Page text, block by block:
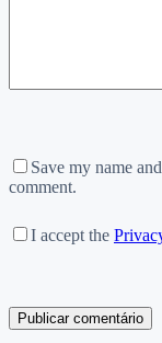
Save my name
comment.
I accept the
Publicar comentário